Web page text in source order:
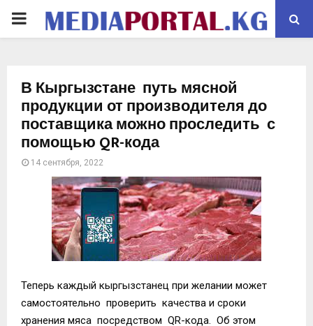
PRIMARY
В Кыргызстане путь мясной
продукции от производителя до
поставщика можно проследить с
помощью QR-кода
14 сентября, 2022
Теперь каждый кыргызстанец при желании может
самостоятельно проверить качества и сроки
хранения мяса посредством QR-кода. Об этом